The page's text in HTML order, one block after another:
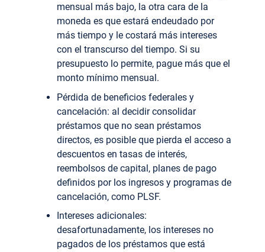
mensual más bajo, la otra cara de la
moneda es que estará endeudado por
más tiempo y le costará más intereses
con el transcurso del tiempo. Si su
presupuesto lo permite, pague más que el
monto mínimo mensual.
Pérdida de beneficios federales y
cancelación: al decidir consolidar
préstamos que no sean préstamos
directos, es posible que pierda el acceso a
descuentos en tasas de interés,
reembolsos de capital, planes de pago
definidos por los ingresos y programas de
cancelación, como PLSF.
Intereses adicionales:
desafortunadamente, los intereses no
pagados de los préstamos que está